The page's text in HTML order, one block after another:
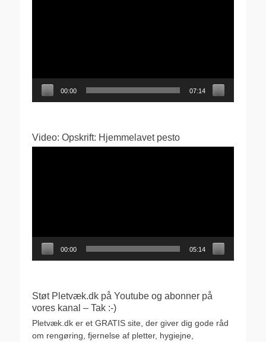
00:00 07:14
Video: Opskrift: Hjemmelavet pesto
00:00 05:14
Støt Pletvæk.dk på Youtube og abonner på
vores kanal – Tak :-)
Pletvæk.dk er et GRATIS site, der giver dig gode råd
om rengøring, fjernelse af pletter, hygiejne,